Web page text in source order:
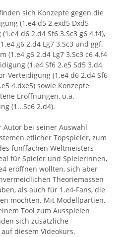
sich Konzepte gegen die
(1.e4 d5 2.exd5 Dxd5
d6 2.d4 Sf6 3.Sc3 g6 4.f4),
g6 2.d4 Lg7 3.Sc3 und ggf.
(1.e4 g6 2.d4 Lg7 3.Sc3 c6 4.f4
(1.e4 Sf6 2.e5 Sd5 3.d4
Verteidigung (1.e4 d6 2.d4 Sf6
4.dxe5) sowie Konzepte
Eröffnungen, u.a.
(1...Sc6 2.d4).
bei seiner Auswahl
etlicher Topspieler, zum
fünffachen Weltmeisters
für Spieler und Spielerinnen,
eröffnen wollten, sich aber
Theoriemassen
als auch für 1.e4-Fans, die
möchten. Mit Modellpartien,
Tool zum Ausspielen
sich zusätzliche
diesem Videokurs.